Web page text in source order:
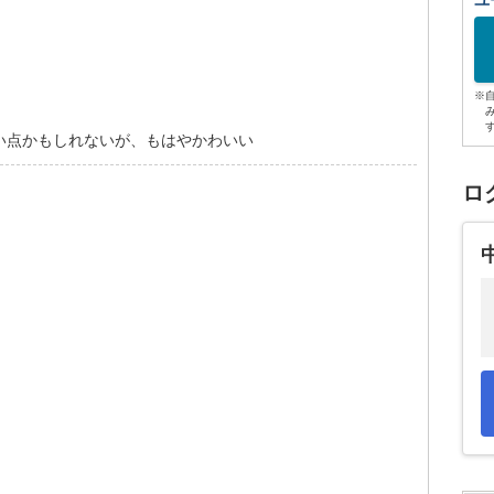
かもしれないが、もはやかわいい
※
ロ